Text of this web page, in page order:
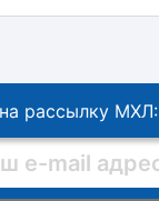
рассылку МХЛ: